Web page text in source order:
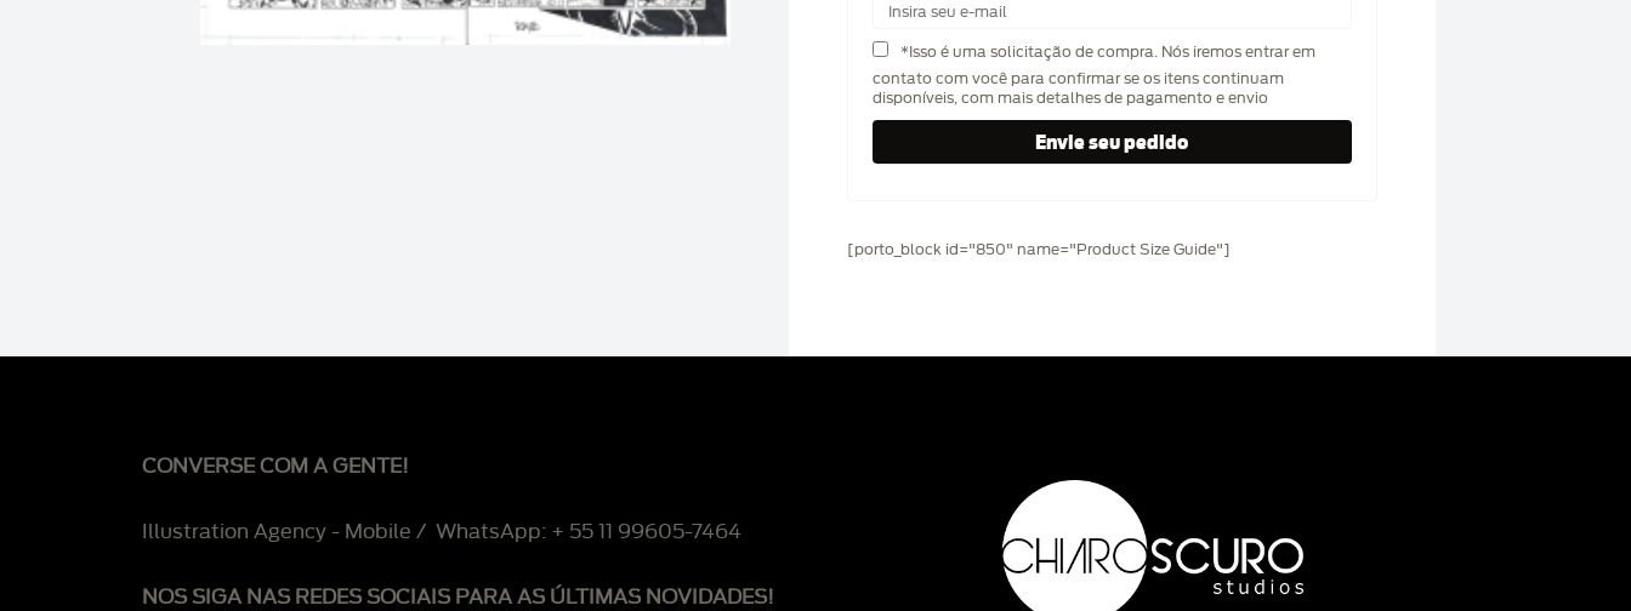
*Isso é uma solicitação de compra. Nós iremos entrar em
contato com você para confirmar se os itens continuam
disponíveis, com mais detalhes de pagamento e envio
[porto_block id="850" name="Product Size Guide"]
CONVERSE COM A GENTE!
Illustration Agency - Mobile / WhatsApp: + 55 11 99605-7464
NOS SIGA NAS REDES SOCIAIS PARA AS ÚLTIMAS NOVIDADES!